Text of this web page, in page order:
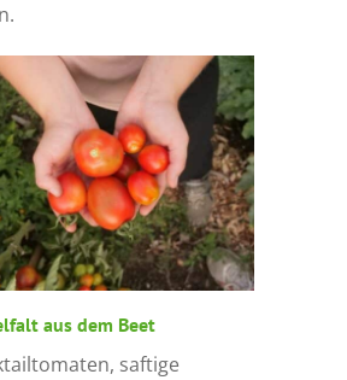
aus dem Beet
saftige